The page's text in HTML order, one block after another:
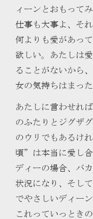
ィーンとおもってみ
仕事も大事よ、そ
何よりも愛があっ
欲しい。あたしは
ることがないから
女の気持ちはまっ
あたしに言わせれ
のふたりとジグザ
のウリでもあるけ
頃”は本当に愛し
ディーの場合、バ
状況になり、そし
でやさしいディー
これっていっとき